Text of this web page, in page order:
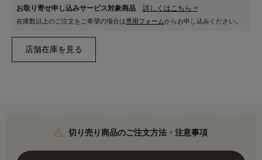
お取り寄せ申し込みサービス対象商品 詳しくはこちら >
在庫数以上のご注文をご希望の場合は専用フォームからお申し込みください。
切り売り商品のご注文方法・注意事項